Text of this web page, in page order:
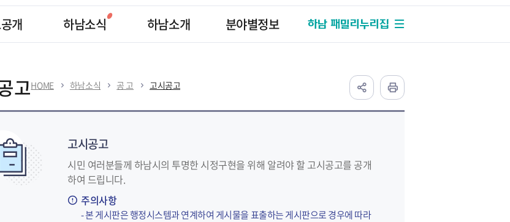
5.하남신문고
개 하남소식 하남소개 분야별정보 하남 패밀리누리집
고HOME 하남소식 공 고 고시공고
고시공고
시민 여러분들께 하남시의 투명한 시정구현을 위해 알려야 할 고시공고를 공개
하여 드립니다.
주의사항
- 본 게시판은 행정시스템과 연계하여 게시물을 표출하는 게시판으로 경우에 따라